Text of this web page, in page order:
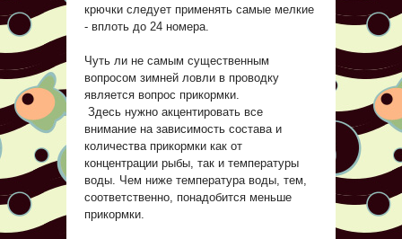
крючки следует применять самые мелкие
- вплоть до 24 номера.
Чуть ли не самым существенным
вопросом зимней ловли в проводку
является вопрос прикормки.
Здесь нужно акцентировать все
внимание на зависимость состава и
количества прикормки как от
концентрации рыбы, так и температуры
воды. Чем ниже температура воды, тем,
соответственно, понадобится меньше
прикормки.